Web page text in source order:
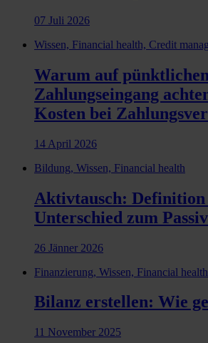
07 Juli 2026
Wissen, Financial health, Credit
Warum auf pünktlichen
Zahlungseingang
Kosten bei
14 April 2026
Bildung, Wissen, Financial health
Aktivtausch: Definition
Unterschied zum
26 Jänner 2026
Finanzierung, Wissen, Financial health
Bilanz erstellen: Wie
11 November 2025